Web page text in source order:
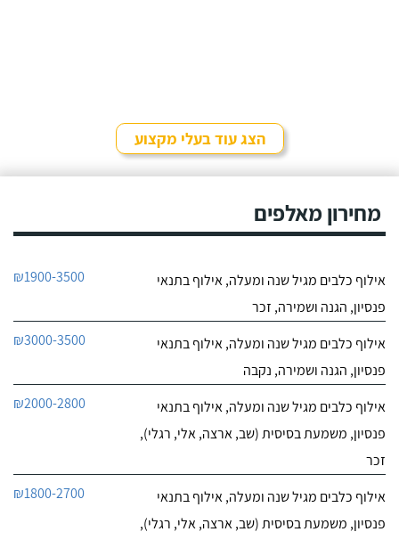
הצג עוד בעלי מקצוע
מחירון מאלפים
אילוף כלבים מגיל שנה ומעלה, אילוף בתנאי
פנסיון, הגנה ושמירה, זכר
₪1900-3500
אילוף כלבים מגיל שנה ומעלה, אילוף בתנאי
פנסיון, הגנה ושמירה, נקבה
₪3000-3500
אילוף כלבים מגיל שנה ומעלה, אילוף בתנאי
פנסיון, משמעת בסיסית (שב, ארצה, אלי, רגלי),
זכר
₪2000-2800
אילוף כלבים מגיל שנה ומעלה, אילוף בתנאי
פנסיון, משמעת בסיסית (שב, ארצה, אלי, רגלי),
₪1800-2700